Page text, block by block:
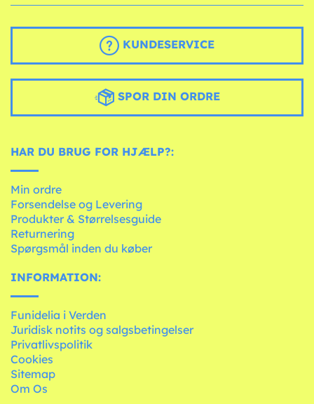
KUNDESERVICE
SPOR DIN ORDRE
HAR DU BRUG FOR HJÆLP?:
Min ordre
Forsendelse og Levering
Produkter & Størrelsesguide
Returnering
Spørgsmål inden du køber
INFORMATION:
Funidelia i Verden
Juridisk notits og salgsbetingelser
Privatlivspolitik
Cookies
Sitemap
Om Os